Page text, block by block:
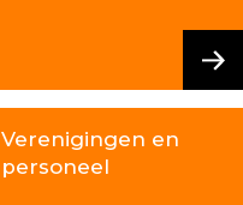
Verenigingen en
personeel